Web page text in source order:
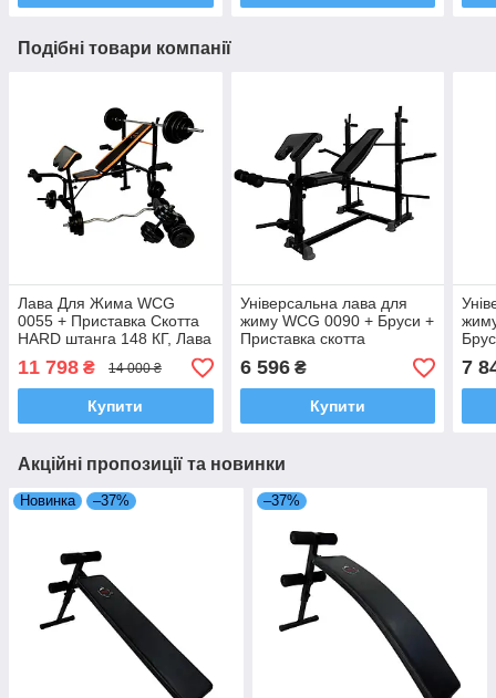
Подібні товари компанії
Лава Для Жима WCG
0055 + Приставка Скотта
HARD штанга 148 КГ, Лава
спортивна з набором 148
кг
11 798 ₴ 14 000 ₴
Купити
Універсальна лава для
жиму WCG 0090 + Бруси +
Приставка скотта
6 596₴
Купити
7
Акційні пропозиції та новинки
Новинка –37% –37%